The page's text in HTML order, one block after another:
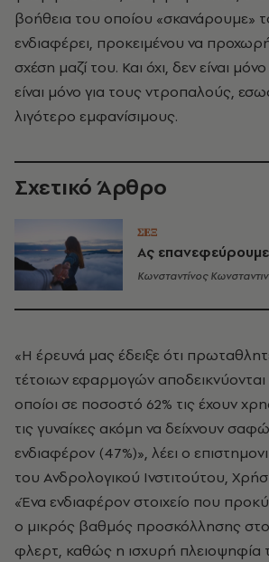
βοήθεια του οποίου «σκανάρουμε»
ενδιαφέρει, προκειμένου να
σχέση μαζί του. Και όχι, δεν είναι
είναι μόνο για τους ντροπαλούς,
λιγότερο εμφανίσιμους.
Σχετικό Άρθρο
ΣΕΞ
Ας
Κωνσταντίνος
«Η έρευνά μας έδειξε ότι
τέτοιων εφαρμογών αποδεικνύονται
οποίοι σε ποσοστό 62% τις έχουν
τις γυναίκες ακόμη να δείχνουν
ενδιαφέρον (47%)», λέει ο
του Ανδρολογικού Ινστιτούτου,
«Ένα ενδιαφέρον στοιχείο που
ο μικρός βαθμός προσκόλλησης στο
φλερτ, καθώς η ισχυρή πλειοψηφία